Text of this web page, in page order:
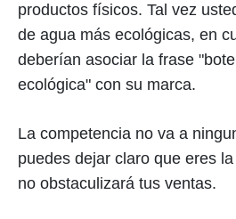
productos físicos. Tal vez
de agua más ecológicas, en
deberían asociar la frase
ecológica" con su marca.
La competencia no va a
puedes dejar claro que eres
no obstaculizará tus ventas.